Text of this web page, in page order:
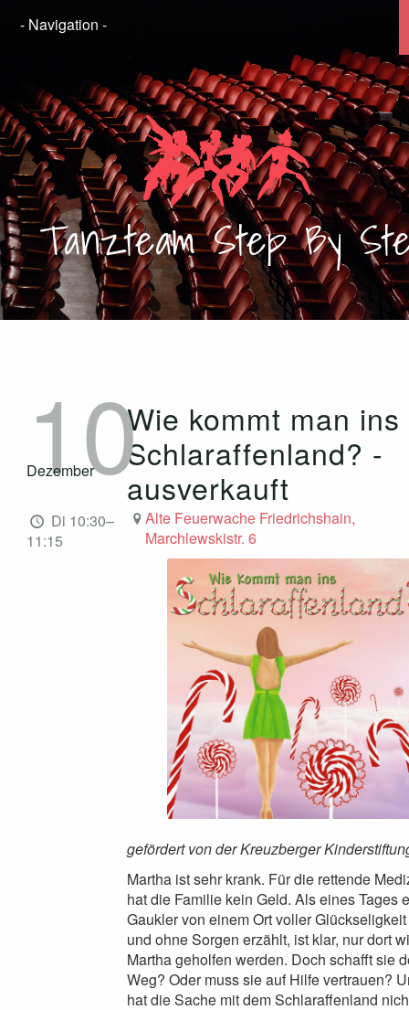
TanzteamStep By
Wie kommt man ins
Schlaraffenland? -
ausverkauft
10
Dezember
Di 10:30–
11:15
Alte Feuerwache Friedrichshain,
Marchlewskistr. 6
gefördert von der Kreuzberger
Martha ist sehr krank. Für die rettende
hat die Familie kein Geld. Als eines Tages
Gaukler von einem Ort voller Glückseligkeit
und ohne Sorgen erzählt, ist klar, nur dort
Martha geholfen werden. Doch schafft sie
Weg? Oder muss sie auf Hilfe vertrauen?
hat die Sache mit dem Schlaraffenland